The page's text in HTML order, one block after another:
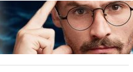
de note: Semnele unui IQ
de școală